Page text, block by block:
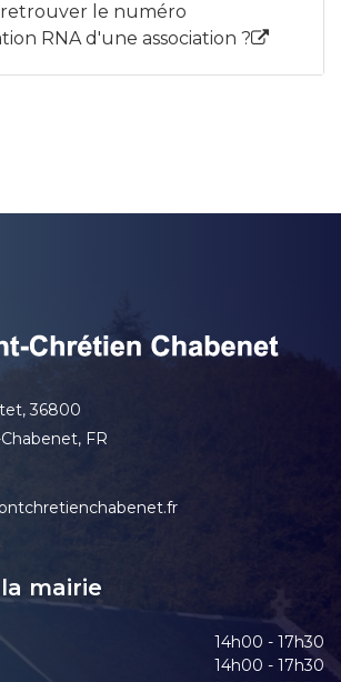
le numéro
RNA d'une association ?
36800
FR
mairie
14h00 - 17h30
14h00 - 17h30